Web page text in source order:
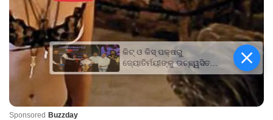
କିଟ୍‍ ଓ କିସ୍‍ ପକ୍ଷରୁ
ଜ୍ୟୋତିର୍ମୟୀଙ୍କୁ ଉଚ୍ଛ୍ୱସିତ
ସମ୍ବର୍ଦ୍ଧନା; ୫ଲକ୍ଷ ଟଙ୍କାର
ପ୍ରୋତ୍ସାହନ ରାଶି ପ୍ରଦାନ